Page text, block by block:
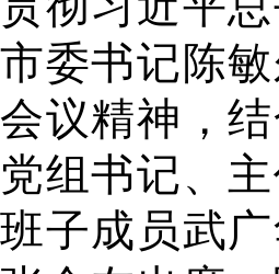
市委书记陈
会议精神，
党组书记、
班子成员武